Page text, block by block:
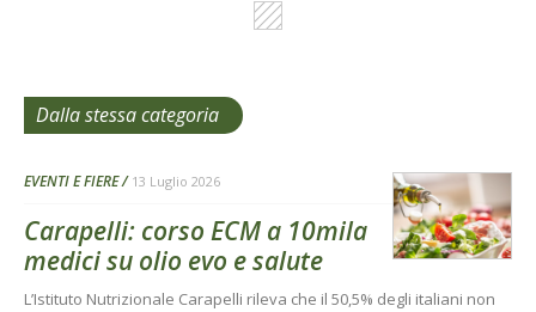
Dalla stessa categoria
EVENTI E FIERE 13 Luglio 2026
Carapelli: corso ECM a 10mila
medici su olio evo e salute
L’Istituto Nutrizionale Carapelli rileva che il 50,5% degli italiani non